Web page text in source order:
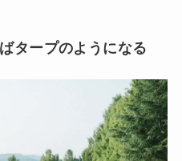
タープのようになる